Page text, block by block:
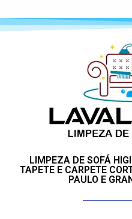
LIMPEZA DE SOFÁ
TAPETE E CARPETE
PAULO E